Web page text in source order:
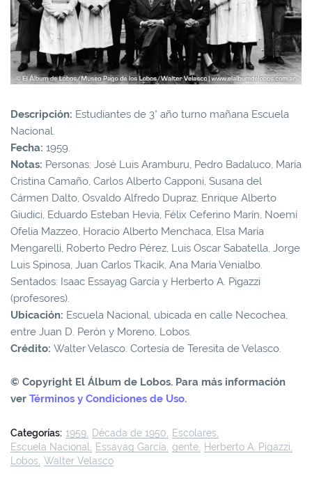
Descripción: Estudiantes de 3° año turno mañana Escuela
Nacional.
Fecha: 1959.
Notas: Personas: José Luis Aramburu, Pedro Badaluco, María
Cristina Camaño, Carlos Alberto Capponi, Susana del
Cármen Dalto, Osvaldo Alfredo Dupraz, Enrique Alberto
Giudici, Eduardo Esteban Hevia, Félix Ceferino Marín, Noemí
Ofelia Mazzeo, Horacio Alberto Menchaca, Elsa María
Mengarelli, Roberto Pedro Pérez, Luis Oscar Sabatella, Jorge
Luis Spinosa, Juan Carlos Tkacik, Ana María Venialbo.
Sentados: Isaac Essayag García y Herberto A. Pigazzi
(profesores).
Ubicación: Escuela Nacional, ubicada en calle Necochea,
entre Juan D. Perón y Moreno, Lobos.
Crédito: Walter Velasco. Cortesía de Teresita de Velasco.
© Copyright El Álbum de Lobos. Para más información
ver Términos y Condiciones de Uso.
Categorías: 1959 Década de 1950
Escolares
Escuela Nacional
Essayag García gente
Herberto A. Pigazzi
Lobos Walter Velasco